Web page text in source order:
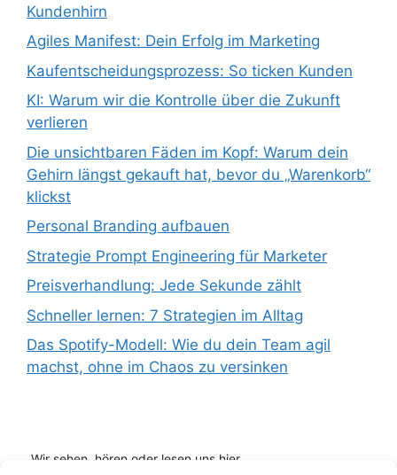
Kundenhirn
Agiles Manifest: Dein Erfolg im Marketing
Kaufentscheidungsprozess: So ticken Kunden
KI: Warum wir die Kontrolle über die Zukunft
verlieren
Die unsichtbaren Fäden im Kopf: Warum dein
Gehirn längst gekauft hat, bevor du „Warenkorb“
klickst
Personal Branding aufbauen
Strategie Prompt Engineering für Marketer
Preisverhandlung: Jede Sekunde zählt
Schneller lernen: 7 Strategien im Alltag
Das Spotify-Modell: Wie du dein Team agil
machst, ohne im Chaos zu versinken
Wir sehen, hören oder lesen uns hier...